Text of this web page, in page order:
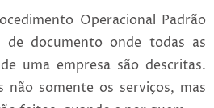
Operacional Padrão
documento onde todas as
uma empresa são descritas.
não somente os serviços, mas